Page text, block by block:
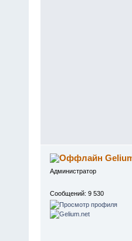
Администратор
Сообщений: 9 530